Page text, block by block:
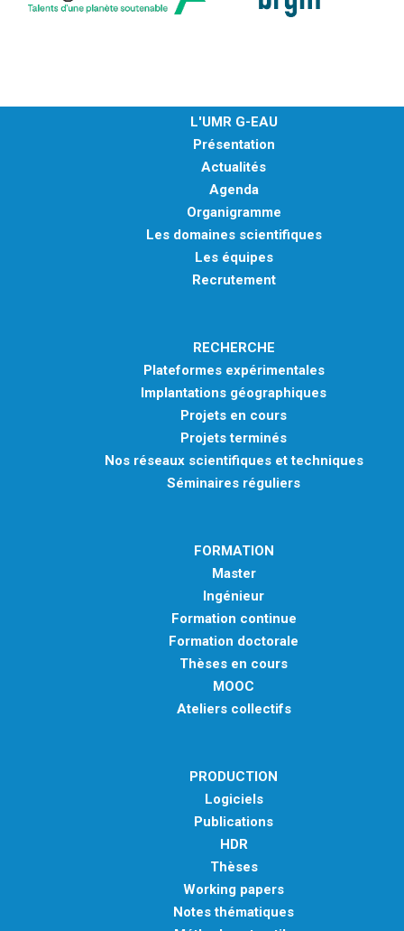
L'UMR G-EAU
Présentation
Actualités
Agenda
Organigramme
Les domaines scientifiques
Les équipes
Recrutement
RECHERCHE
Plateformes expérimentales
Implantations géographiques
Projets en cours
Projets terminés
Nos réseaux scientifiques et techniques
Séminaires réguliers
FORMATION
Master
Ingénieur
Formation continue
Formation doctorale
Thèses en cours
MOOC
Ateliers collectifs
PRODUCTION
Logiciels
Publications
HDR
Thèses
Working papers
Notes thématiques